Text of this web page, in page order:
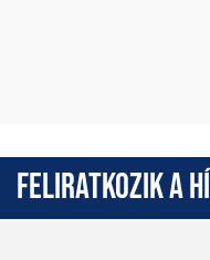
FELIRATKOZIK A